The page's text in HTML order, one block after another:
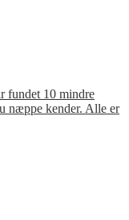
fundet 10 mindre
næppe kender. Alle er